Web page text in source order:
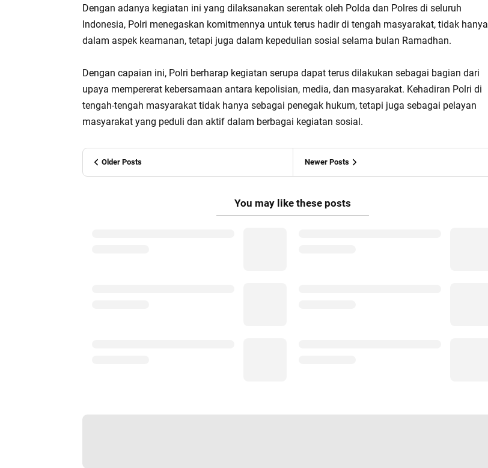
Dengan adanya kegiatan ini yang dilaksanakan serentak oleh Polda dan Polres di seluruh
Indonesia, Polri menegaskan komitmennya untuk terus hadir di tengah masyarakat, tidak hanya
dalam aspek keamanan, tetapi juga dalam kepedulian sosial selama bulan Ramadhan.
Dengan capaian ini, Polri berharap kegiatan serupa dapat terus dilakukan sebagai bagian dari
upaya mempererat kebersamaan antara kepolisian, media, dan masyarakat. Kehadiran Polri di
tengah-tengah masyarakat tidak hanya sebagai penegak hukum, tetapi juga sebagai pelayan
masyarakat yang peduli dan aktif dalam berbagai kegiatan sosial.
Older Posts Newer Posts
You may like these posts